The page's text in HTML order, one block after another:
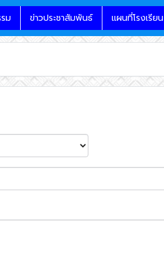
ม ข่าวประชาสัมพันธ์ แผนที่โรงเรียน